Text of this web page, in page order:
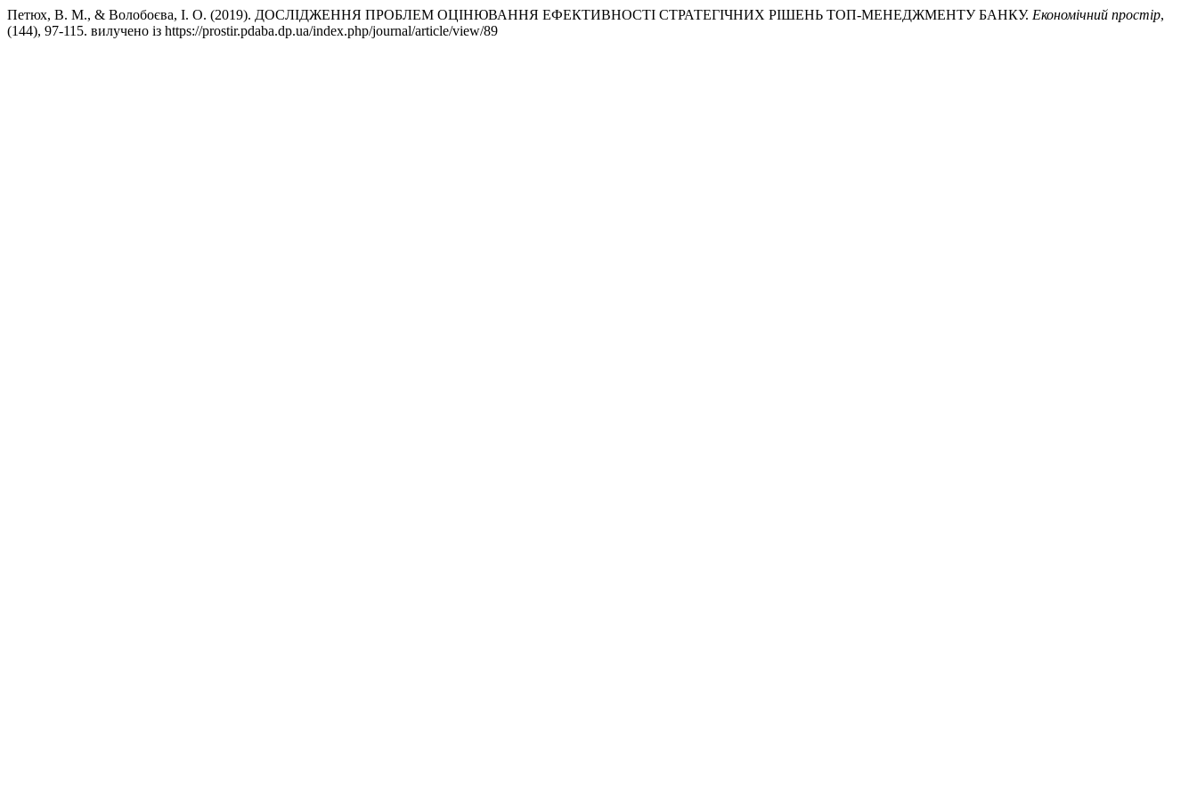
Петюх, В. М., & Волобоєва, І. О. (2019). ДОСЛІДЖЕННЯ ПРОБЛЕМ ОЦІНЮВАННЯ ЕФЕКТИВНОСТІ СТРАТЕГІЧНИХ РІШЕНЬ ТОП-МЕНЕДЖМЕНТУ БАНКУ. Економічний простір,
(144), 97-115. вилучено із https://prostir.pdaba.dp.ua/index.php/journal/article/view/89